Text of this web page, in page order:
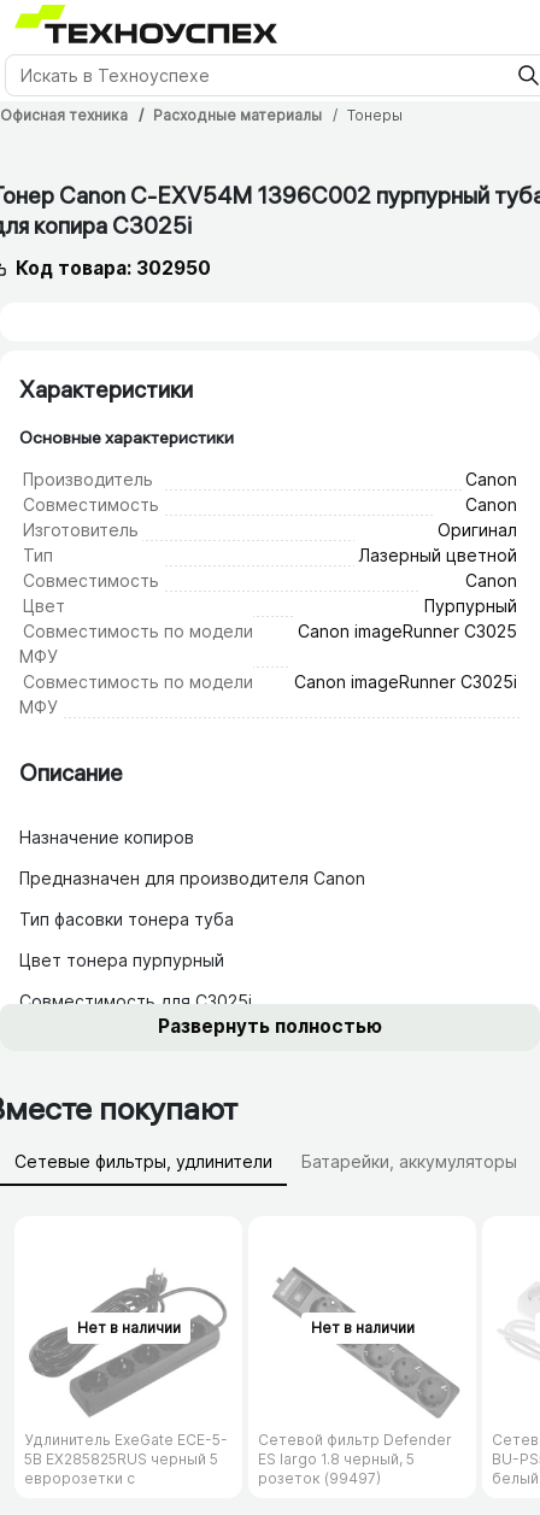
Офисная техника Расходные материалы Тонеры
Canon C-EXV54M 1396C002 пурпурный
копира C3025i
Код товара: 302950
Характеристики
Основные характеристики
Производитель
Canon
Совместимость
Canon
Изготовитель
Оригинал
Тип
Лазерный цветной
Совместимость
Canon
Цвет
Пурпурный
Совместимость по модели
МФУ
Canon imageRunner C3025
Совместимость по модели
МФУ
Canon imageRunner C3025i
Описание
Назначение копиров
Предназначен для производителя Canon
Тип фасовки тонера туба
Цвет тонера пурпурный
Совместимость для C3025i
Развернуть полностью
покупают
Сетевые фильтры, удлинители Батарейки, аккумуляторы
Удлинитель ExeGate ECE-5-
5B EX285825RUS черный 5
евророзетки с
Сетевой фильтр Defender
ES largo 1.8 черный, 5
розеток (99497)
BU-
белый